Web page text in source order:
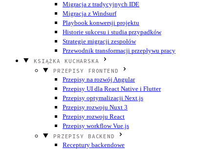
Migracja z tradycyjnych IDE
Migracja z Windsurf
Playbook konwersji projektu
Historie sukcesu i studia przypadków
Strategie migracji zespołów
Przewodnik transformacji przepływu pracy
KSIĄŻKA KUCHARSKA
PRZEPISY FRONTEND
Przepisy na rozwój Angular
Przepisy UI dla React Native i Flutter
Przepisy optymalizacji Next.js
Przepisy rozwoju Nuxt 3
Przepisy rozwoju React
Przepisy workflow Vue.js
PRZEPISY BACKEND
Receptury backendowe